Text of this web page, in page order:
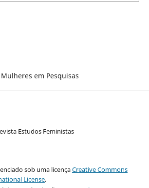
em Pesquisas
Estudos Feministas
sob uma licençaCreative Commons
License.